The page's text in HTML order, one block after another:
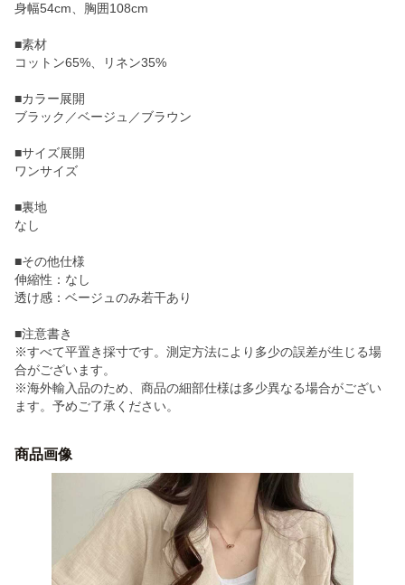
身幅54cm、胸囲108cm
■素材
コットン65%、リネン35%
■カラー展開
ブラック／ベージュ／ブラウン
■サイズ展開
ワンサイズ
■裏地
なし
■その他仕様
伸縮性：なし
透け感：ベージュのみ若干あり
■注意書き
※すべて平置き採寸です。測定方法により多少の誤差が生じる場
合がございます。
※海外輸入品のため、商品の細部仕様は多少異なる場合がござい
ます。予めご了承ください。
商品画像